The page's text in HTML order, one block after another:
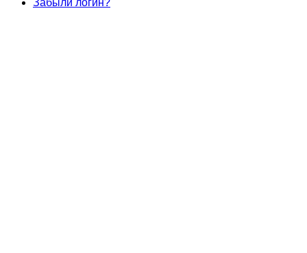
Забыли логин?